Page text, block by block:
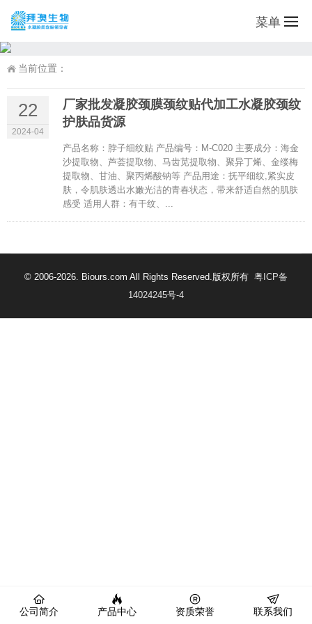
菜单
当前位置：
22
2024-04
厂家批发凝胶颈膜颈纹贴代加工水凝胶颈纹
护肤品货源
产品名称：脖子细纹贴 产品编号：M-C020 主要成分：海金
沙提取物、芦荟提取物、马齿苋提取物、聚异丁烯、金缕梅
提取物、甘油、聚丙烯酸钠等 产品用途：抚平细纹,紧实皮
肤，令肌肤透出水嫩光洁的青春状态，带来舒适自然的肌肤
感受 适用人群：有干纹、...
© 2006-2026. Biours.com All Rights Reserved.版权所有 粤ICP备
14024245号-4
公司简介 产品中心 资质荣誉 联系我们